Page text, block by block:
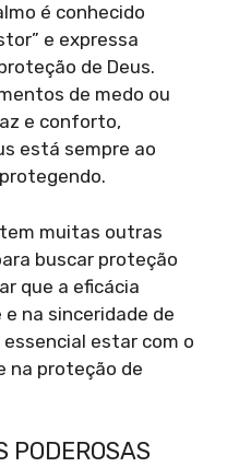
é conhecido
e expressa
de Deus.
de medo ou
e conforto,
está sempre ao
muitas outras
buscar proteção
que a eficácia
na sinceridade de
estar com o
na proteção de
PODEROSAS